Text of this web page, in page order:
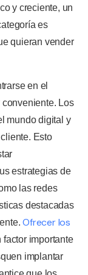
y creciente, un
es
quieran vender
en el
Los
mundo digital y
Esto
estrategias de
las redes
destacadas
Ofrecer los
factor importante
implantar